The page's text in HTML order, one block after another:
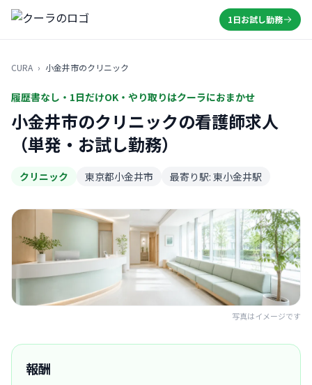
1日お試し勤務
CURA › 小金井市のクリニック
履歴書なし・1日だけOK・やり取りはクーラにおまかせ
小金井市のクリニックの看護師求人
（単発・お試し勤務）
クリニック 東京都小金井市 最寄り駅: 東小金井駅
写真はイメージです
報酬